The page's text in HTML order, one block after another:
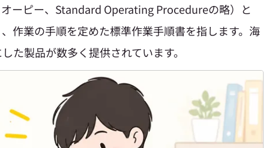
ーピー、Standard Operating Procedureの略）と
作業の手順を定めた標準作業手順書を指します。海
た製品が数多く提供されています。